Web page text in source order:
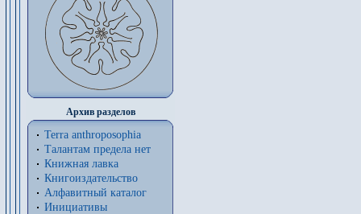
Архив разделов
Terra anthroposophia
Талантам предела нет
Книжная лавка
Книгоиздательство
Алфавитный каталог
Инициативы